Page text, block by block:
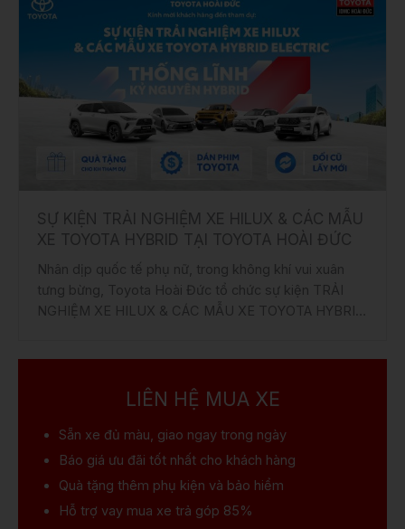
SỰ KIỆN TRẢI NGHIỆM XE HILUX & CÁC MẪU
XE TOYOTA HYBRID TẠI TOYOTA HOÀI ĐỨC
Nhân dịp quốc tế phụ nữ, trong không khí vui xuân
tưng bừng, Toyota Hoài Đức tổ chức sự kiện TRẢI
NGHIỆM XE HILUX & CÁC MẪU XE TOYOTA HYBRID
LIÊN HỆ MUA XE
Sẵn xe đủ màu, giao ngay trong ngày
Báo giá ưu đãi tốt nhất cho khách hàng
Quà tặng thêm phụ kiện và bảo hiểm
Hỗ trợ vay mua xe trả góp 85%